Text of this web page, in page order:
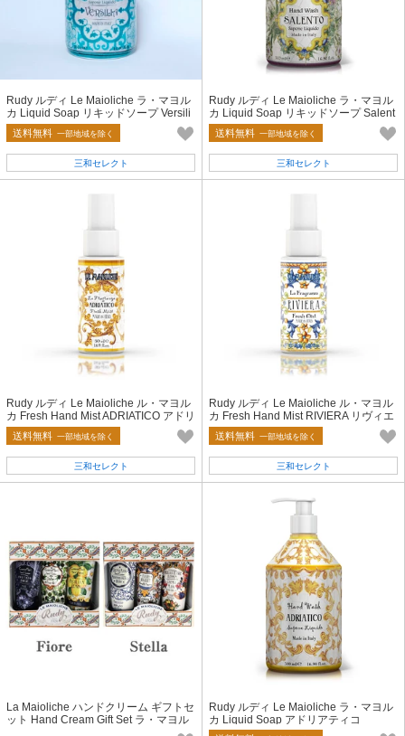
Rudy ルディ Le Maioliche ラ・マヨル
カ Liquid Soap リキッドソープ Versili
a ヴェルシリア
送料無料 一部地域を除く
三和セレクト
Rudy ルディ Le Maioliche ラ・マヨル
カ Liquid Soap リキッドソープ Salent
o サレント
送料無料 一部地域を除く
三和セレクト
Rudy ルディ Le Maioliche ル・マヨル
カ Fresh Hand Mist ADRIATICO アドリ
アティコ
送料無料 一部地域を除く
三和セレクト
Rudy ルディ Le Maioliche ル・マヨル
カ Fresh Hand Mist RIVIERA リヴィエ
ラ
送料無料 一部地域を除く
三和セレクト
La Maioliche ハンドクリーム ギフトセ
ット Hand Cream Gift Set ラ・マヨル
Rudy ルディ Le Maioliche ラ・マヨル
カ Liquid Soap アドリアティコ